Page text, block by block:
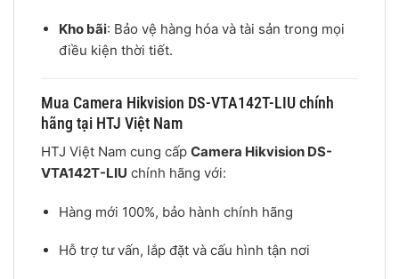
Kho bãi: Bảo vệ hàng hóa và tài sản trong mọi
điều kiện thời tiết.
Mua Camera Hikvision DS-VTA142T-LIU chính
hãng tại HTJ Việt Nam
HTJ Việt Nam cung cấp Camera Hikvision DS-
VTA142T-LIU chính hãng với:
Hàng mới 100%, bảo hành chính hãng
Hỗ trợ tư vấn, lắp đặt và cấu hình tận nơi